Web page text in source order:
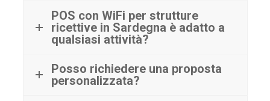
POS con WiFi per strutture
ricettive in Sardegna è adatto a
qualsiasi attività?
Posso richiedere una proposta
personalizzata?